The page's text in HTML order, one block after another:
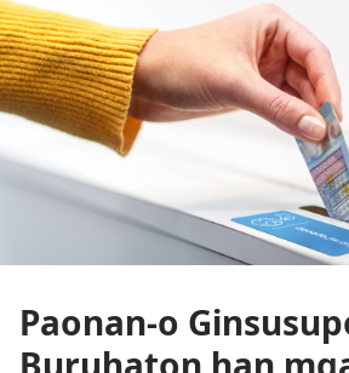
Paonan-o